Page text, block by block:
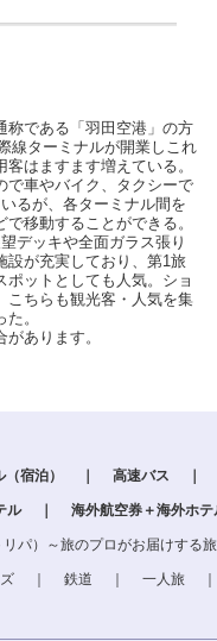
称である「羽田空港」の方
線ターミナルが開業しこれ
はますます増えている。
で車やバイク、タクシーで
るが、各ターミナル間を
移動することができる。
デッキや全面ガラス張り
設が充実しており、第1旅
ットとしても人気。ショ
こちらも観光客・人気を集
。
あります。
宿泊） 高速バス
ル 海外航空券＋海外ホテ
パ）～旅のプロがお届けする
鉄道 一人旅